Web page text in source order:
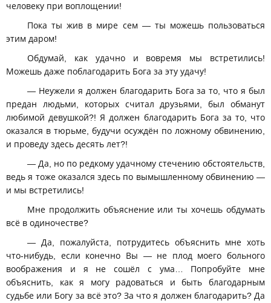
человеку при воплощении!
Пока ты жив в мире сем — ты можешь пользоваться
этим даром!
Обдумай, как удачно и вовремя мы встретились!
Можешь даже поблагодарить Бога за эту удачу!
— Неужели я должен благодарить Бога за то, что я был
предан людьми, которых считал друзьями, был обманут
любимой девушкой?! Я должен благодарить Бога за то, что
оказался в тюрьме, будучи осуждён по ложному обвинению,
и проведу здесь десять лет?!
— Да, но по редкому удачному стечению обстоятельств,
ведь я тоже оказался здесь по вымышленному обвинению —
и мы встретились!
Мне продолжить объяснение или ты хочешь обдумать
всё в одиночестве?
— Да, пожалуйста, потрудитесь объяснить мне хоть
что-нибудь, если конечно Вы — не плод моего больного
воображения и я не сошёл с ума… Попробуйте мне
объяснить, как я могу радоваться и быть благодарным
судьбе или Богу за всё это? За что я должен благодарить? Да